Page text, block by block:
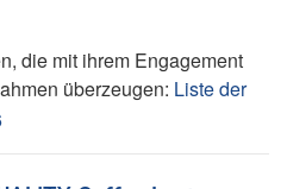
die mit ihrem Engagement
überzeugen: Liste der